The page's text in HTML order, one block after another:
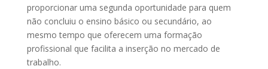
proporcionar uma segunda oportunidade para quem
não concluiu o ensino básico ou secundário, ao
mesmo tempo que oferecem uma formação
profissional que facilita a inserção no mercado de
trabalho.